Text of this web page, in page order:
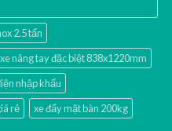
2.5 tấn
xe nâng tay đặc biệt 838x1220mm
nhập khấu
rẻ
xe đẩy mặt bàn 200kg